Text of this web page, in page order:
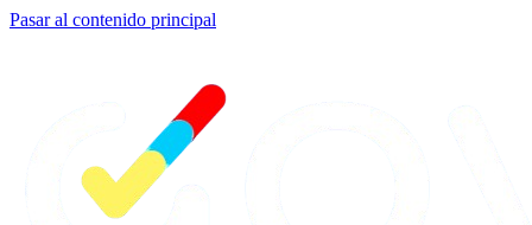
Pasar al contenido principal